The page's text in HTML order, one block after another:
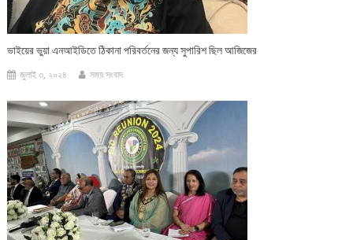
ভাইয়ের ভুয়া এনআইডিতে ঠিকানা পরিবর্তনের জন্য সুপারিশ ছিল আজিজের
জুলাই ৩, ২০২৪ সময় সংবাদ